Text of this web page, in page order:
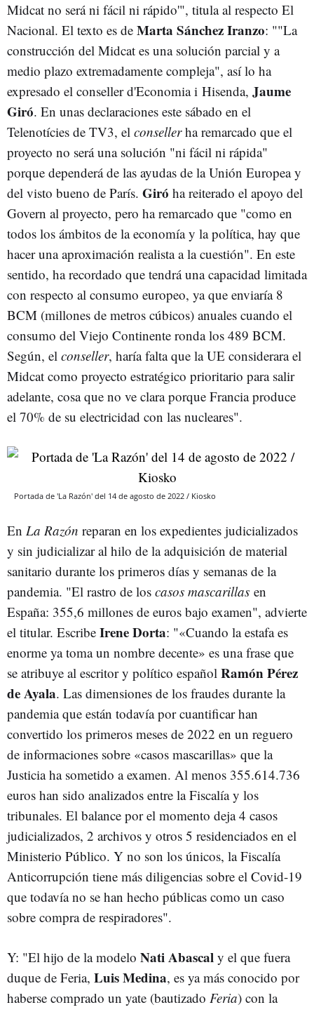
Midcat no será ni fácil ni rápido'", titula al respecto El
Nacional. El texto es de Marta Sánchez Iranzo: ""La
construcción del Midcat es una solución parcial y a
medio plazo extremadamente compleja", así lo ha
expresado el conseller d'Economia i Hisenda, Jaume
Giró. En unas declaraciones este sábado en el
Telenotícies de TV3, el consellerha remarcado que el
proyecto no será una solución "ni fácil ni rápida"
porque dependerá de las ayudas de la Unión Europea y
del visto bueno de París. Giró ha reiterado el apoyo del
Govern al proyecto, pero ha remarcado que "como en
todos los ámbitos de la economía y la política, hay que
hacer una aproximación realista a la cuestión". En este
sentido, ha recordado que tendrá una capacidad limitada
con respecto al consumo europeo, ya que enviaría 8
BCM (millones de metros cúbicos) anuales cuando el
consumo del Viejo Continente ronda los 489 BCM.
Según, el conseller, haría falta que la UE considerara el
Midcat como proyecto estratégico prioritario para salir
adelante, cosa que no ve clara porque Francia produce
el 70% de su electricidad con las nucleares".
Portada de 'La Razón' del 14 de agosto de 2022 / Kiosko
En La Razón reparan en los expedientes judicializados
y sin judicializar al hilo de la adquisición de material
sanitario durante los primeros días y semanas de la
pandemia. "El rastro de los casos mascarillas en
España: 355,6 millones de euros bajo examen", advierte
el titular. Escribe Irene Dorta: "«Cuando la estafa es
enorme ya toma un nombre decente» es una frase que
se atribuye al escritor y político español Ramón Pérez
de Ayala. Las dimensiones de los fraudes durante la
pandemia que están todavía por cuantificar han
convertido los primeros meses de 2022 en un reguero
de informaciones sobre «casos mascarillas» que la
Justicia ha sometido a examen. Al menos 355.614.736
euros han sido analizados entre la Fiscalía y los
tribunales. El balance por el momento deja 4 casos
judicializados, 2 archivos y otros 5 residenciados en el
Ministerio Público. Y no son los únicos, la Fiscalía
Anticorrupción tiene más diligencias sobre el Covid-19
que todavía no se han hecho públicas como un caso
sobre compra de respiradores".
Y: "El hijo de la modelo Nati Abascal y el que fuera
duque de Feria, Luis Medina, es ya más conocido por
haberse comprado un yate (bautizado Feria) con la